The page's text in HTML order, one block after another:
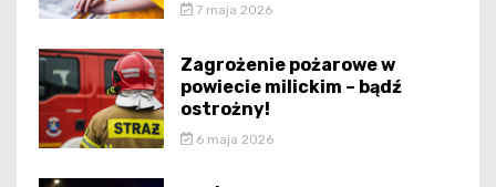
7 maja 2026
Zagrożenie pożarowe w
powiecie milickim – bądź
ostrożny!
6 maja 2026